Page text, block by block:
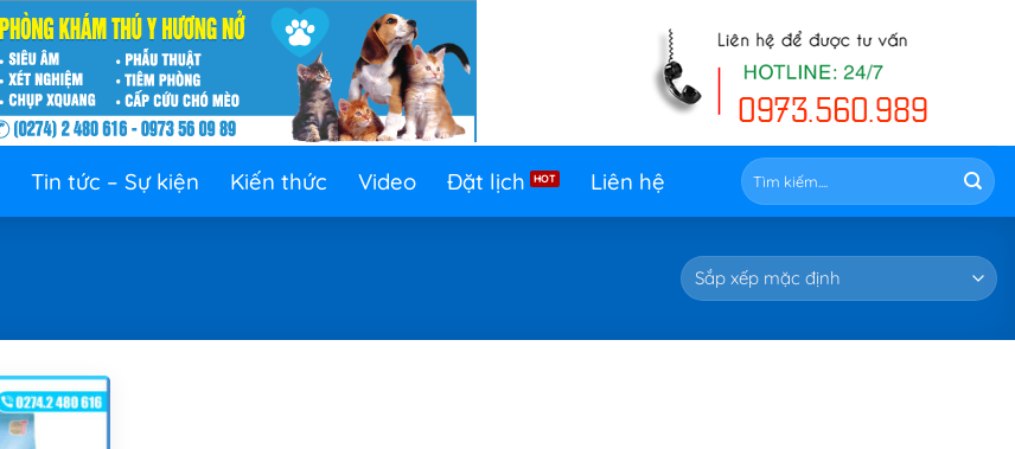
Tin tức – Sự kiện Kiến thức Video Đặt lịch Liên hệ
Tìm
kiếm: